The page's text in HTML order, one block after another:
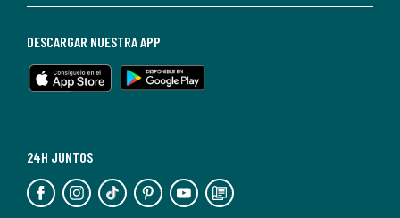
de
en
cualquier
Para
información,
puedes
24H JUNTOS
DESCARGAR NUESTRA APP